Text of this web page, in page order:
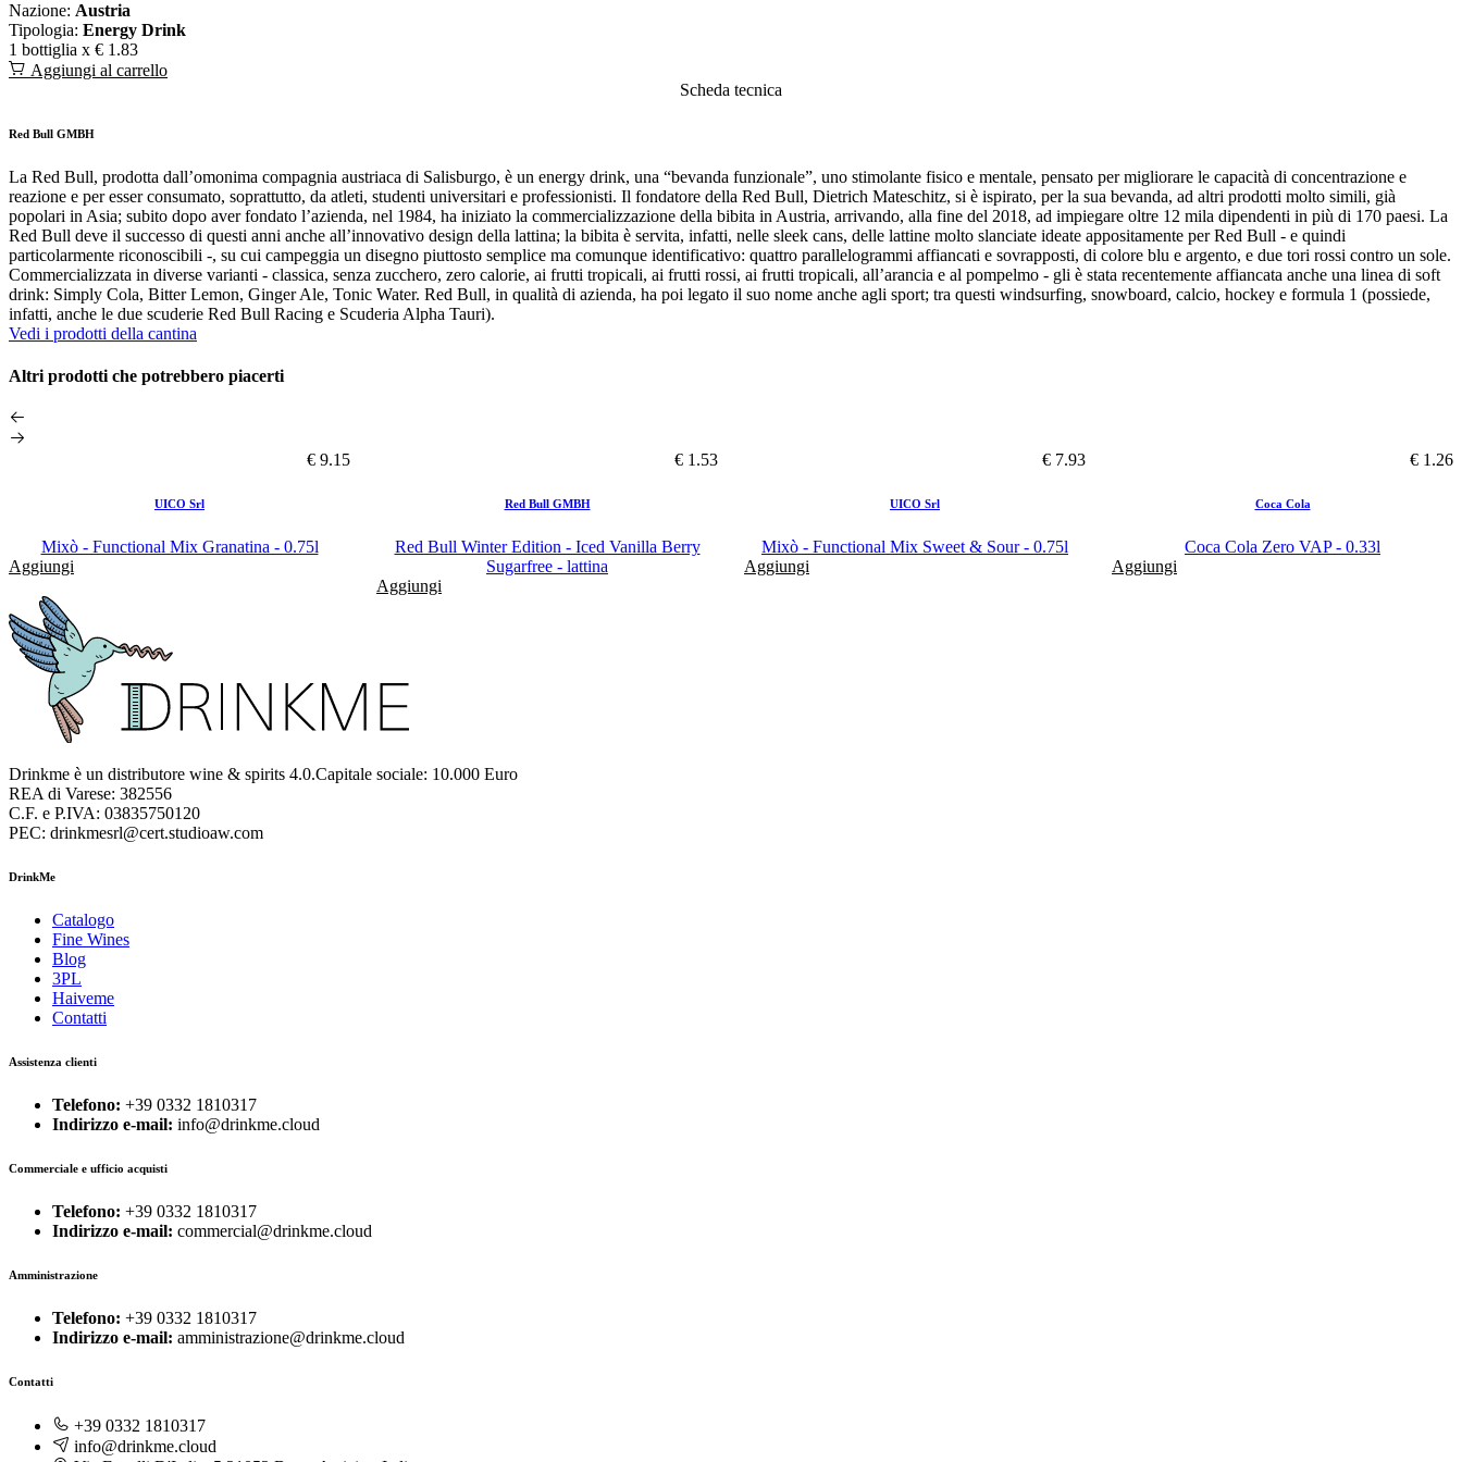
Nazione: Austria
Tipologia: Energy Drink
1 bottiglia x € 1.83
Aggiungi al carrello
Scheda tecnica
Red Bull GMBH
La Red Bull, prodotta dall’omonima compagnia austriaca di Salisburgo, è un energy drink, una “bevanda funzionale”, uno stimolante fisico e mentale, pensato per migliorare le capacità di concentrazione e
reazione e per esser consumato, soprattutto, da atleti, studenti universitari e professionisti. Il fondatore della Red Bull, Dietrich Mateschitz, si è ispirato, per la sua bevanda, ad altri prodotti molto simili, già
popolari in Asia; subito dopo aver fondato l’azienda, nel 1984, ha iniziato la commercializzazione della bibita in Austria, arrivando, alla fine del 2018, ad impiegare oltre 12 mila dipendenti in più di 170 paesi. La
Red Bull deve il successo di questi anni anche all’innovativo design della lattina; la bibita è servita, infatti, nelle sleek cans, delle lattine molto slanciate ideate appositamente per Red Bull - e quindi
particolarmente riconoscibili -, su cui campeggia un disegno piuttosto semplice ma comunque identificativo: quattro parallelogrammi affiancati e sovrapposti, di colore blu e argento, e due tori rossi contro un sole.
Commercializzata in diverse varianti - classica, senza zucchero, zero calorie, ai frutti tropicali, ai frutti rossi, ai frutti tropicali, all’arancia e al pompelmo - gli è stata recentemente affiancata anche una linea di soft
drink: Simply Cola, Bitter Lemon, Ginger Ale, Tonic Water. Red Bull, in qualità di azienda, ha poi legato il suo nome anche agli sport; tra questi windsurfing, snowboard, calcio, hockey e formula 1 (possiede,
infatti, anche le due scuderie Red Bull Racing e Scuderia Alpha Tauri).
Vedi i prodotti della cantina
Altri prodotti che potrebbero piacerti
€ 9.15
UICO Srl
Mixò - Functional Mix Granatina - 0.75l
Aggiungi
€ 1.53
Red Bull GMBH
Red Bull Winter Edition - Iced Vanilla Berry
Sugarfree - lattina
Aggiungi
€ 7.93
UICO Srl
Mixò - Functional Mix Sweet & Sour - 0.75l
Aggiungi
€ 1.26
Coca Cola
Coca Cola Zero VAP - 0.33l
Aggiungi
Drinkme è un distributore wine & spirits 4.0.Capitale sociale: 10.000 Euro
REA di Varese: 382556
C.F. e P.IVA: 03835750120
PEC: drinkmesrl@cert.studioaw.com
DrinkMe
Catalogo
Fine Wines
Blog
3PL
Haiveme
Contatti
Assistenza clienti
Telefono: +39 0332 1810317
Indirizzo e-mail: info@drinkme.cloud
Commerciale e ufficio acquisti
Telefono: +39 0332 1810317
Indirizzo e-mail: commercial@drinkme.cloud
Amministrazione
Telefono: +39 0332 1810317
Indirizzo e-mail: amministrazione@drinkme.cloud
Contatti
+39 0332 1810317
info@drinkme.cloud